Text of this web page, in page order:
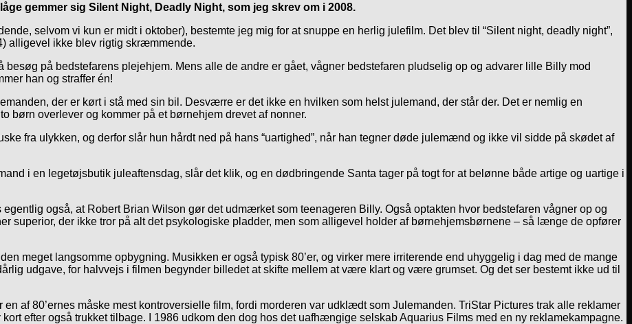
gemmer sig Silent Night, Deadly Night, som jeg skrev om i 2008.
selvom vi kun er midt i oktober), bestemte jeg mig for at snuppe en herlig julefilm. Det blev til “Silent night, deadly night”,
alligevel ikke blev rigtig skræmmende.
på bedstefarens plejehjem. Mens alle de andre er gået, vågner bedstefaren pludselig op og advarer lille Billy mod
han og straffer én!
der er kørt i stå med sin bil. Desværre er det ikke en hvilken som helst julemand, der står der. Det er nemlig en
børn overlever og kommer på et børnehjem drevet af nonner.
fra ulykken, og derfor slår hun hårdt ned på hans “uartighed”, når han tegner døde julemænd og ikke vil sidde på skødet af
i en legetøjsbutik juleaftensdag, slår det klik, og en dødbringende Santa tager på togt for at belønne både artige og uartige i
også, at Robert Brian Wilson gør det udmærket som teenageren Billy. Også optakten hvor bedstefaren vågner op og
superior, der ikke tror på alt det psykologiske pladder, men som alligevel holder af børnehjemsbørnene – så længe de opfører
meget langsomme opbygning. Musikken er også typisk 80’er, og virker mere irriterende end uhyggelig i dag med de mange
udgave, for halvvejs i filmen begynder billedet at skifte mellem at være klart og være grumset. Og det ser bestemt ikke ud til
en af 80’ernes måske mest kontroversielle film, fordi morderen var udklædt som Julemanden. TriStar Pictures trak alle reklamer
efter også trukket tilbage. I 1986 udkom den dog hos det uafhængige selskab Aquarius Films med en ny reklamekampagne.